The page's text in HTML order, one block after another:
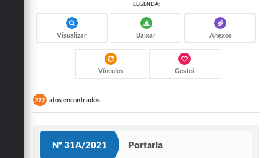
LEGENDA:
Visualizar Baixar Anexos
Vínculos Gostei
272 atos encontrados
Nº 31A/2021 Portaria